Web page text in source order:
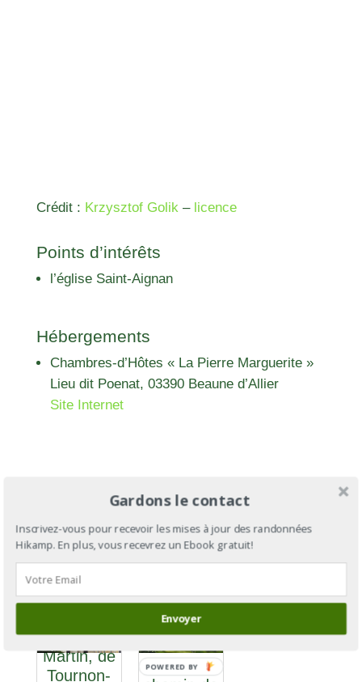
Crédit : Krzysztof Golik– licence
Points d’intérêts
l’église Saint-Aignan
Hébergements
Chambres-d’Hôtes « La Pierre Marguerite »
Lieu dit Poenat, 03390 Beaune d’Allier
Site Internet
Via Sancti
Martini : le
Saint
Martin, de
Tournon-
Via Sancti
Martini
Section 2
: le
Gardons le contact
Inscrivez-vous pour recevoir les mises à jour des randonnées
Hikamp. En plus, vous recevrez un Ebook gratuit!
Envoyer
POWERED BY